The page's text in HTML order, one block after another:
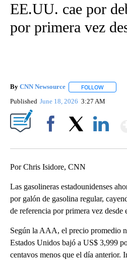
EE.UU. cae por
por primera vez
By CNN Newsource FOLLOW
Published June 18, 2026 3:27 AM
Por Chris Isidore, CNN
Las gasolineras estadounidenses
por galón de gasolina regular,
de referencia por primera vez desde
Según la AAA, el precio promedio
Estados Unidos bajó a US$ 3,999
centavos menos que el día anterior.